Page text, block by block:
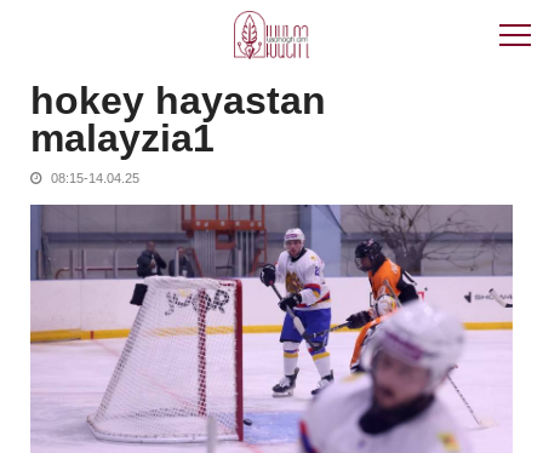
hokey hayastan
malayzia1
08:15-14.04.25